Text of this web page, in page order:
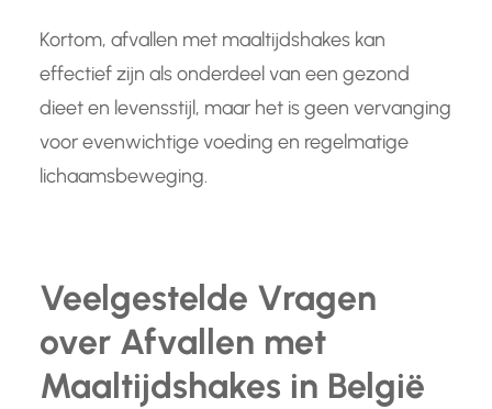
Kortom, afvallen met maaltijdshakes kan
effectief zijn als onderdeel van een gezond
dieet en levensstijl, maar het is geen vervanging
voor evenwichtige voeding en regelmatige
lichaamsbeweging.
Veelgestelde Vragen
over Afvallen met
Maaltijdshakes in België